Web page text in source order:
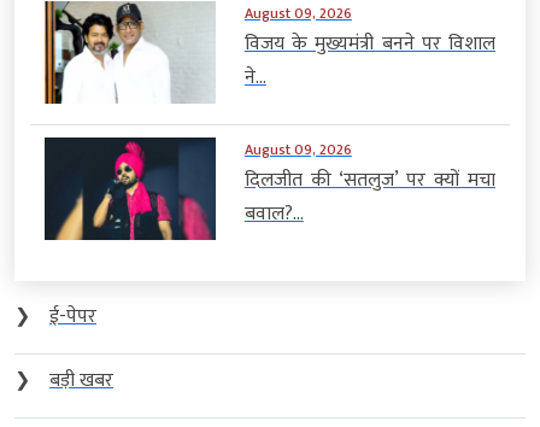
August 09, 2026
विजय के मुख्यमंत्री बनने पर विशाल
ने...
August 09, 2026
दिलजीत की ‘सतलुज’ पर क्यों मचा
बवाल?...
❯
ई-पेपर
❯
बड़ी खबर